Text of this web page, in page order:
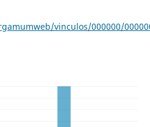
vinculos/000000/